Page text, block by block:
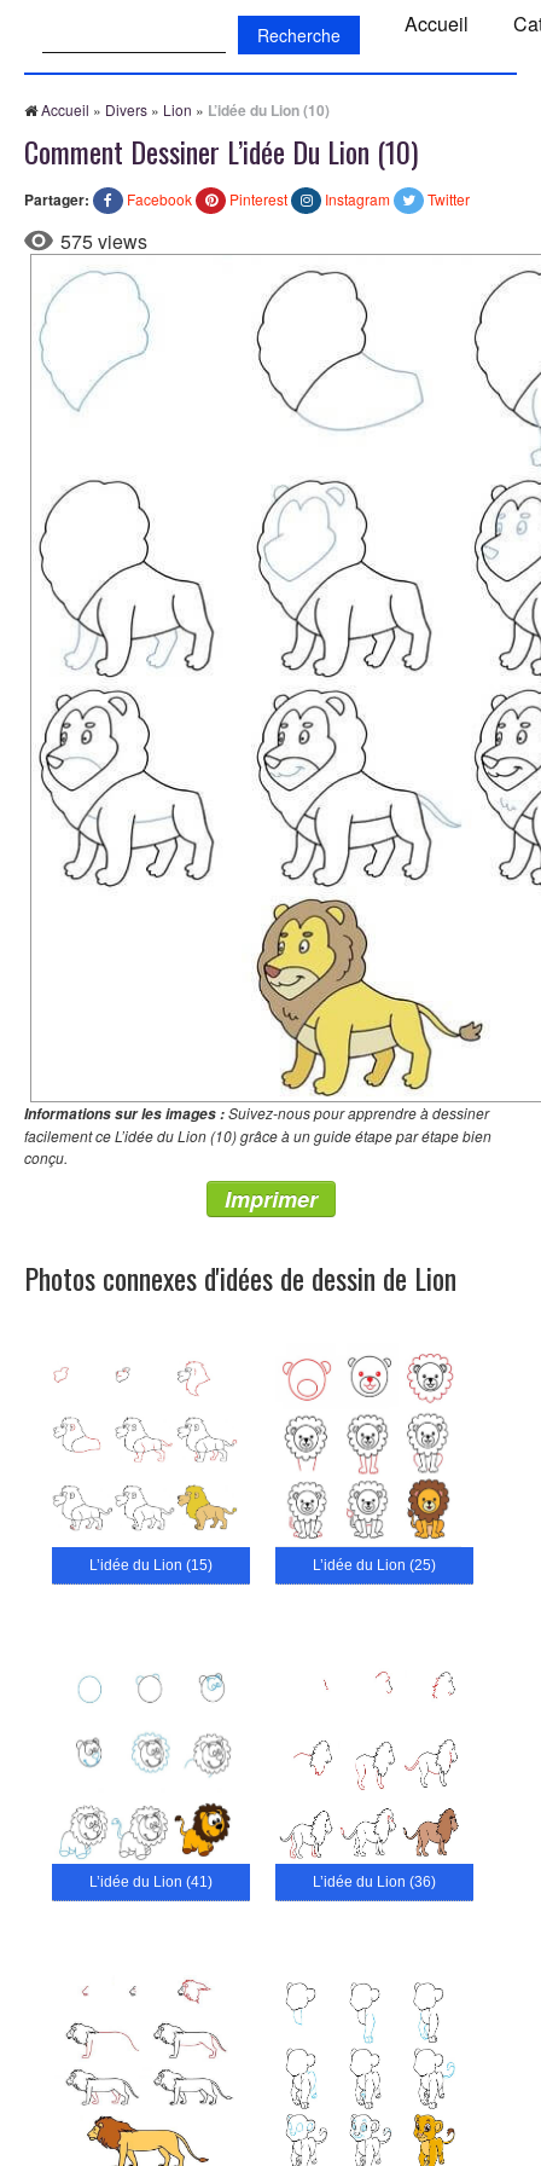
Accueil
Accueil » Divers » Lion » L’idée du Lion (10)
Comment Dessiner L’idée Du Lion (10)
Partager: Facebook Pinterest Instagram Twitter
575 views
Informations sur les images :Suivez-nous pour apprendre à dessiner
facilement ce L’idée du Lion (10) grâce à un guide étape par étape bien
conçu.
Imprimer
Photos connexes d'idées de dessin de Lion
L’idée du Lion (15) L’idée du Lion (25)
L’idée du Lion (41) L’idée du Lion (36)